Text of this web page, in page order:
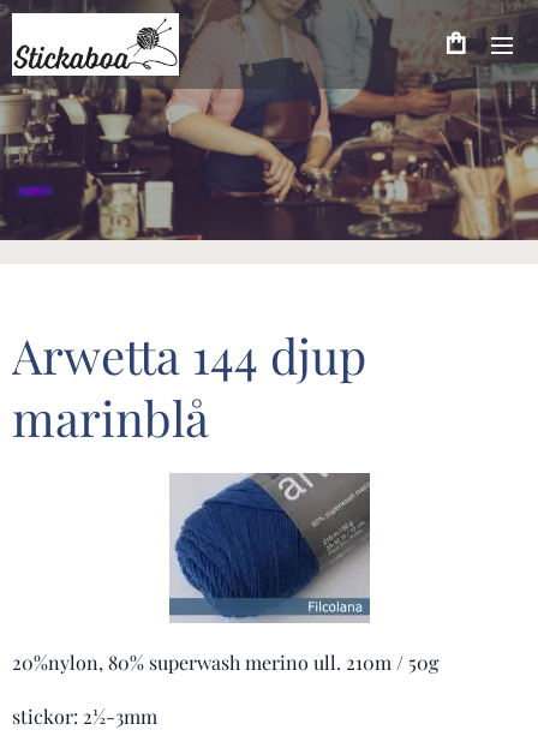
Arwetta 144 djup
marinblå
20%nylon, 80% superwash merino ull. 210m / 50g
stickor: 2½-3mm